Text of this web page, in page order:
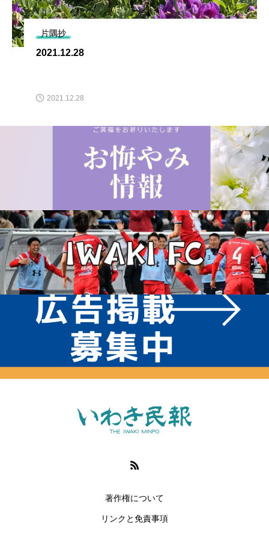
片隅抄
2021.12.28
2021.12.28
著作権について
リンクと免責事項